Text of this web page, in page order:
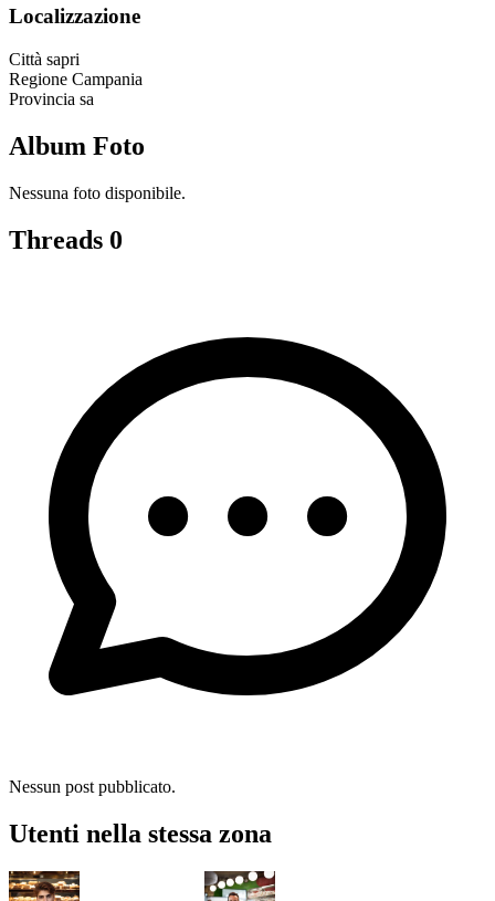
Localizzazione
Città sapri
Regione Campania
Provincia sa
Album Foto
Nessuna foto disponibile.
Threads 0
Nessun post pubblicato.
Utenti nella stessa zona